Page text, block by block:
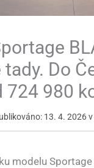
tady. Do
724 980
13. 4. 2026
modelu